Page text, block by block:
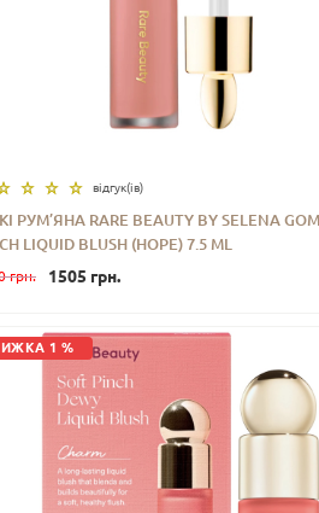
відгук(iв)
РУМ’ЯНА RARE BEAUTY BY SELENA
LIQUID BLUSH (HOPE) 7.5 ML
грн. 1505 грн.
1 %